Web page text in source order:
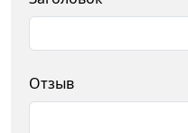
Отзыв